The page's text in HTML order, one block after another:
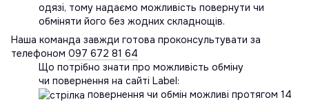
одязі, тому надаємо можливість повернути чи
обміняти його без жодних складнощів.
Наша команда завжди готова проконсультувати за
телефоном 097 672 81 64
Що потрібно знати про можливість обміну
чи повернення на сайті Label:
повернення чи обмін можливі протягом 14